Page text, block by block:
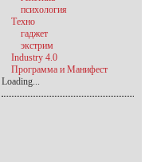
психология
Техно
гаджет
экстрим
Industry 4.0
Программа и Манифест
Loading...